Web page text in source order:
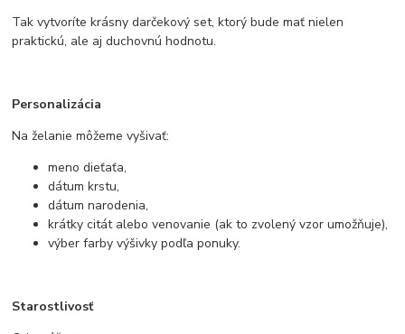
Tak vytvoríte krásny darčekový set, ktorý bude mať nielen
praktickú, ale aj duchovnú hodnotu.
Personalizácia
Na želanie môžeme vyšivať:
meno dieťaťa,
dátum krstu,
dátum narodenia,
krátky citát alebo venovanie (ak to zvolený vzor umožňuje),
výber farby výšivky podľa ponuky.
Starostlivosť